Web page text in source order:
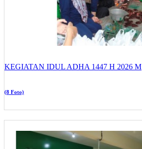
KEGIATAN IDUL ADHA 1447 H 2026 M
(8 Foto)